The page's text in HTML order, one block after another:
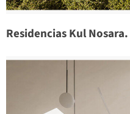
Residencias Kul Nosara.